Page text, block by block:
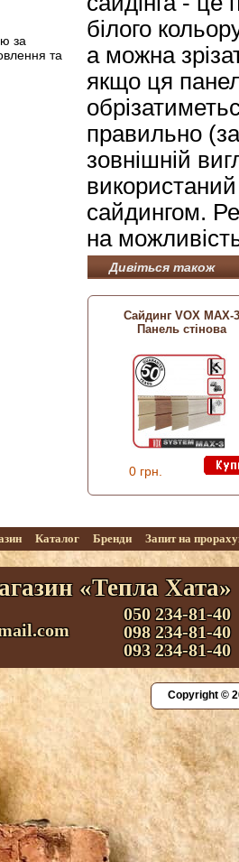
за
та
білого
а можна
якщо ця
правильно
зовнішній
сайдингом.
на
Дивіться також
Сайдинг VOX MAX-3
Панель стінова
0 грн.
Каталог Бренди Запит на
«Тепла Хата»
050 234-81-40
098 234-81-40
093 234-81-40
Copyright ©